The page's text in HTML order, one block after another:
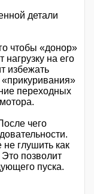
детали
чтобы «донор»
нагрузку на его
избежать
переходных
чего
глушить как
позволит
пуска.